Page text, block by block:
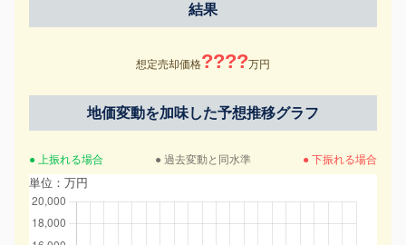
結果
想定売却価格????万円
地価変動を加味した予想推移グラフ
● 上振れる場合 ● 過去変動と同水準 ● 下振れる場合
単位：万円